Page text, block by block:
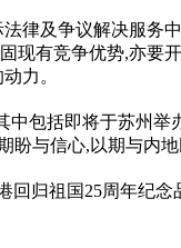
律及争议解决服务
现有竞争优势,亦要
力。
中包括即将于苏州举
与信心,以期与内地
回归祖国25周年纪念